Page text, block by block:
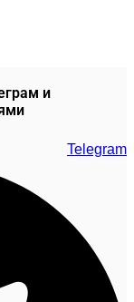
и
Telegram